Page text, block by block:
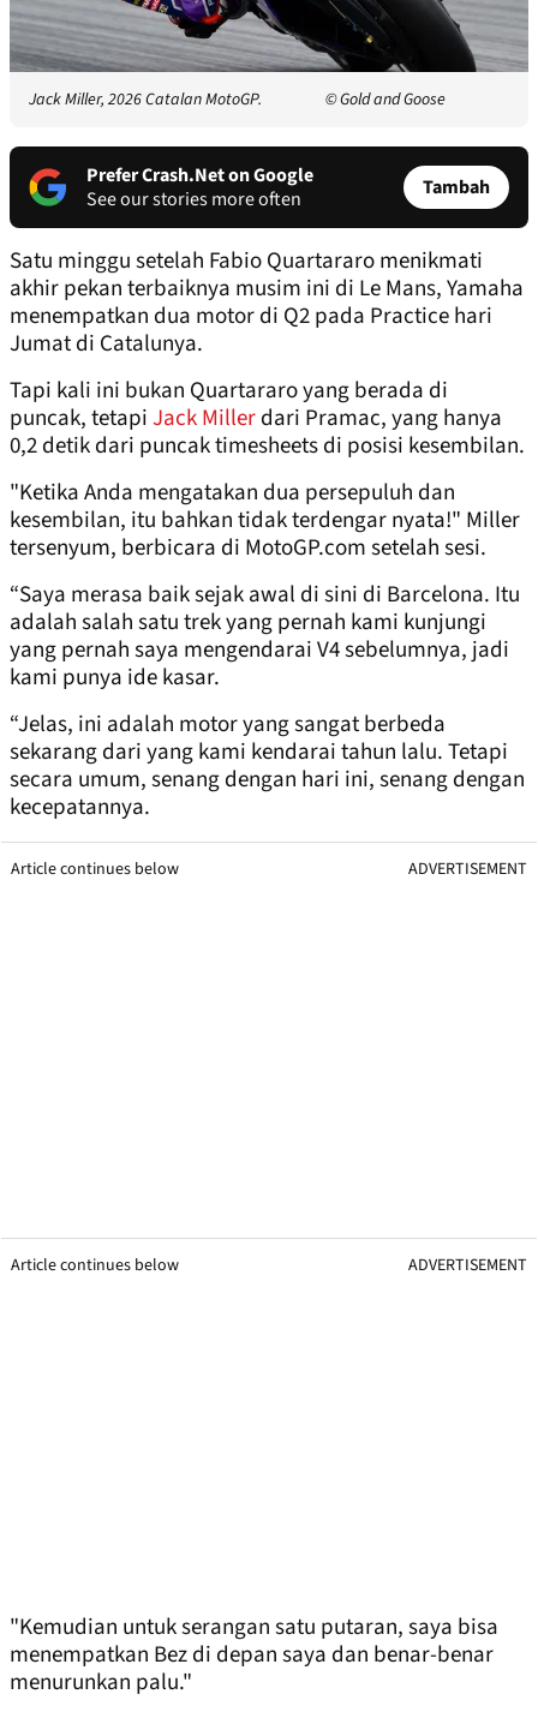
Jack Miller, 2026 Catalan MotoGP. © Gold and Goose
Prefer Crash.Net on Google
See our stories more often
Tambah
Satu minggu setelah Fabio Quartararo menikmati
akhir pekan terbaiknya musim ini di Le Mans, Yamaha
menempatkan dua motor di Q2 pada Practice hari
Jumat di Catalunya.
Tapi kali ini bukan Quartararo yang berada di
puncak, tetapiJack Millerdari Pramac, yang hanya
0,2 detik dari puncak timesheets di posisi kesembilan.
"Ketika Anda mengatakan dua persepuluh dan
kesembilan, itu bahkan tidak terdengar nyata!" Miller
tersenyum, berbicara di MotoGP.com setelah sesi.
“Saya merasa baik sejak awal di sini di Barcelona. Itu
adalah salah satu trek yang pernah kami kunjungi
yang pernah saya mengendarai V4 sebelumnya, jadi
kami punya ide kasar.
“Jelas, ini adalah motor yang sangat berbeda
sekarang dari yang kami kendarai tahun lalu. Tetapi
secara umum, senang dengan hari ini, senang dengan
kecepatannya.
Article continues below ADVERTISEMENT
Article continues below ADVERTISEMENT
"Kemudian untuk serangan satu putaran, saya bisa
menempatkan Bez di depan saya dan benar-benar
menurunkan palu."